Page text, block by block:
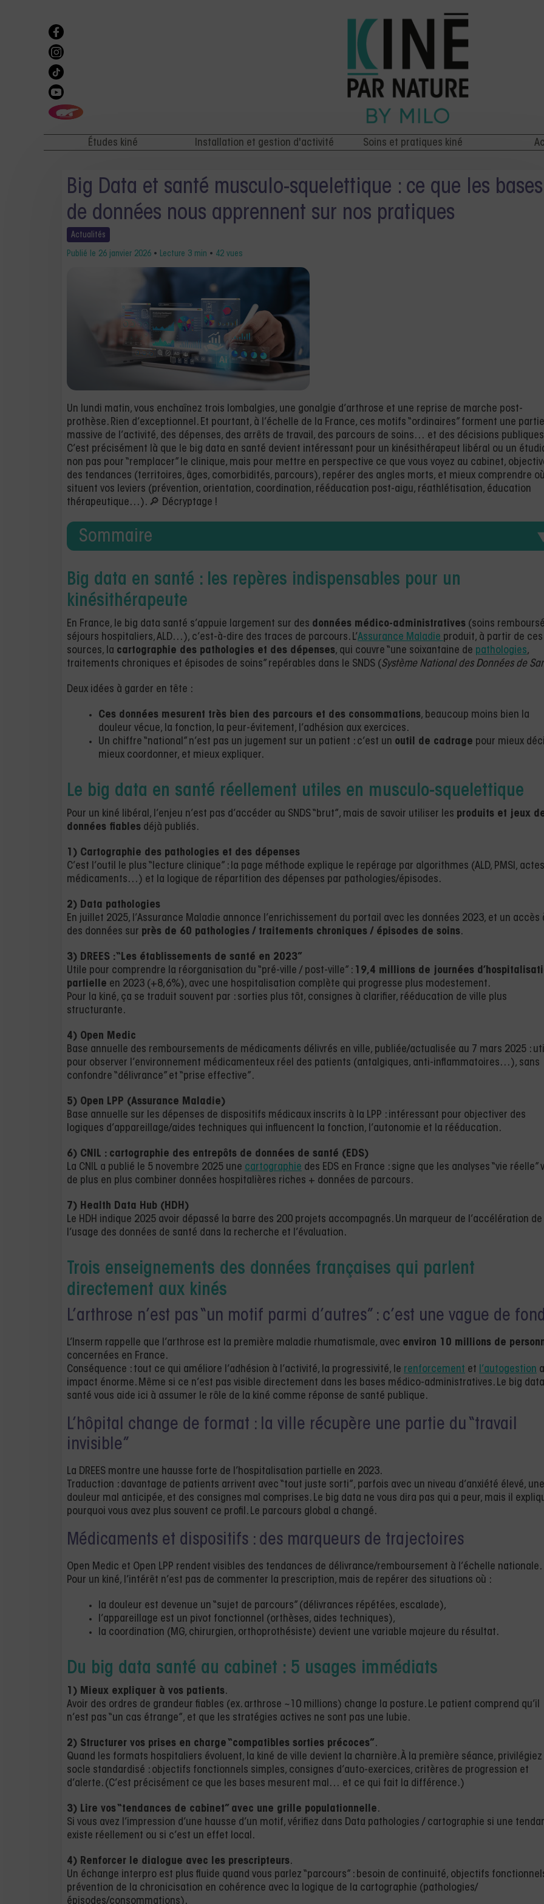
Études kiné Installation et gestion d'activité Soins et pratiques kiné
Big Data et santé musculo-squelettique : ce que les bases
de données nous apprennent sur nos pratiques
Actualités
Publié le 26 janvier 2026 • Lecture 3 min • 42 vues
Un lundi matin, vous enchaînez trois lombalgies, une gonalgie d’arthrose et une reprise de marche post-
prothèse. Rien d’exceptionnel. Et pourtant, à l’échelle de la France, ces motifs “ordinaires” forment une partie
massive de l’activité, des dépenses, des arrêts de travail, des parcours de soins… et des décisions
C’est précisément là que le big data en santé devient intéressant pour un kinésithérapeut libéral ou un
non pas pour “remplacer” le clinique, mais pour mettre en perspective ce que vous voyez au cabinet,
des tendances (territoires, âges, comorbidités, parcours), repérer des angles morts, et mieux comprendre
situent vos leviers (prévention, orientation, coordination, rééducation post-aigu, réathlétisation, éducation
thérapeutique…). 🔎 Décryptage !
Sommaire
Big data en santé : les repères indispensables pour un
kinésithérapeute
En France, le big data santé s’appuie largement sur des données médico-administratives (soins
séjours hospitaliers, ALD…), c’est-à-dire des traces de parcours. L’Assurance Maladie produit, à partir de ces
sources, la cartographie des pathologies et des dépenses, qui couvre “une soixantaine de pathologies,
traitements chroniques et épisodes de soins” repérables dans le SNDS (Système National des Données de
Deux idées à garder en tête :
Ces données mesurent très bien des parcours et des consommations, beaucoup moins bien la
douleur vécue, la fonction, la peur-évitement, l’adhésion aux exercices.
Un chiffre “national” n’est pas un jugement sur un patient : c’est un outil de cadrage pour mieux
mieux coordonner, et mieux expliquer.
Le big data en santé réellement utiles en musculo-squelettique
Pour un kiné libéral, l’enjeu n’est pas d’accéder au SNDS “brut”, mais de savoir utiliser les produits et jeux
données fiables déjà publiés.
1) Cartographie des pathologies et des dépenses
C’est l’outil le plus “lecture clinique” : la page méthode explique le repérage par algorithmes (ALD, PMSI,
médicaments…) et la logique de répartition des dépenses par pathologies/épisodes.
2) Data pathologies
En juillet 2025, l’Assurance Maladie annonce l’enrichissement du portail avec les données 2023, et un accès
des données sur près de 60 pathologies / traitements chroniques / épisodes de soins.
3) DREES : “Les établissements de santé en 2023”
Utile pour comprendre la réorganisation du “pré-ville / post-ville” : 19,4 millions de journées
partielle en 2023 (+8,6%), avec une hospitalisation complète qui progresse plus modestement.
Pour la kiné, ça se traduit souvent par : sorties plus tôt, consignes à clarifier, rééducation de ville plus
structurante.
4) Open Medic
Base annuelle des remboursements de médicaments délivrés en ville, publiée/actualisée au 7 mars 2025 :
pour observer l’environnement médicamenteux réel des patients (antalgiques, anti-inflammatoires…), sans
confondre “délivrance” et “prise effective”.
5) Open LPP (Assurance Maladie)
Base annuelle sur les dépenses de dispositifs médicaux inscrits à la LPP : intéressant pour objectiver des
logiques d’appareillage/aides techniques qui influencent la fonction, l’autonomie et la rééducation.
6) CNIL : cartographie des entrepôts de données de santé (EDS)
La CNIL a publié le 5 novembre 2025 une cartographie des EDS en France : signe que les analyses “vie réelle”
de plus en plus combiner données hospitalières riches + données de parcours.
7) Health Data Hub (HDH)
Le HDH indique 2025 avoir dépassé la barre des 200 projets accompagnés. Un marqueur de l’accélération de
l’usage des données de santé dans la recherche et l’évaluation.
Trois enseignements des données françaises qui parlent
directement aux kinés
L’arthrose n’est pas “un motif parmi d’autres” : c’est une vague de fond
L’Inserm rappelle que l’arthrose est la première maladie rhumatismale, avec environ 10 millions de
concernées en France.
Conséquence : tout ce qui améliore l’adhésion à l’activité, la progressivité, le renforcement et l’autogestion
impact énorme. Même si ce n’est pas visible directement dans les bases médico-administratives. Le big data
santé vous aide ici à assumer le rôle de la kiné comme réponse de santé publique.
L’hôpital change de format : la ville récupère une partie du “travail
invisible”
La DREES montre une hausse forte de l’hospitalisation partielle en 2023.
Traduction : davantage de patients arrivent avec “tout juste sorti”, parfois avec un niveau d’anxiété élevé, une
douleur mal anticipée, et des consignes mal comprises. Le big data ne vous dira pas qui a peur, mais il
pourquoi vous avez plus souvent ce profil. Le parcours global a changé.
Médicaments et dispositifs : des marqueurs de trajectoires
Open Medic et Open LPP rendent visibles des tendances de délivrance/remboursement à l’échelle nationale.
Pour un kiné, l’intérêt n’est pas de commenter la prescription, mais de repérer des situations où :
la douleur est devenue un “sujet de parcours” (délivrances répétées, escalade),
l’appareillage est un pivot fonctionnel (orthèses, aides techniques),
la coordination (MG, chirurgien, orthoprothésiste) devient une variable majeure du résultat.
Du big data santé au cabinet : 5 usages immédiats
1) Mieux expliquer à vos patients.
Avoir des ordres de grandeur fiables (ex. arthrose ~10 millions) change la posture. Le patient comprend qu’il
n’est pas “un cas étrange”, et que les stratégies actives ne sont pas une lubie.
2) Structurer vos prises en charge “compatibles sorties précoces”.
Quand les formats hospitaliers évoluent, la kiné de ville devient la charnière. À la première séance, privilégiez
socle standardisé : objectifs fonctionnels simples, consignes d’auto-exercices, critères de progression et
d’alerte. (C’est précisément ce que les bases mesurent mal… et ce qui fait la différence.)
3) Lire vos “tendances de cabinet” avec une grille populationnelle.
Si vous avez l’impression d’une hausse d’un motif, vérifiez dans Data pathologies / cartographie si une
existe réellement ou si c’est un effet local.
4) Renforcer le dialogue avec les prescripteurs.
Un échange interpro est plus fluide quand vous parlez “parcours” : besoin de continuité, objectifs
prévention de la chronicisation en cohérence avec la logique de la cartographie (pathologies/
épisodes/consommations).